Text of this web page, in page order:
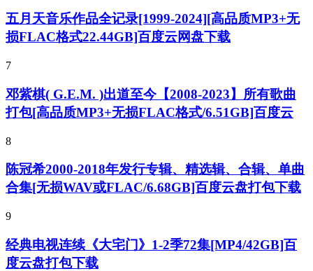
五月天音乐作品全记录[1999-2024][高品质MP3+无
损FLAC格式22.44GB]百度云网盘下载
7
邓紫棋( G.E.M. )出道至今【2008-2023】所有歌曲
打包[高品质MP3+无损FLAC格式/6.51GB]百度云
8
陈冠希2000-2018年发行专辑、精选辑、合辑、单曲
合集[无损WAV或FLAC/6.68GB]百度云盘打包下载
9
经典电视连续《大宅门》1-2季72集[MP4/42GB]百
度云盘打包下载